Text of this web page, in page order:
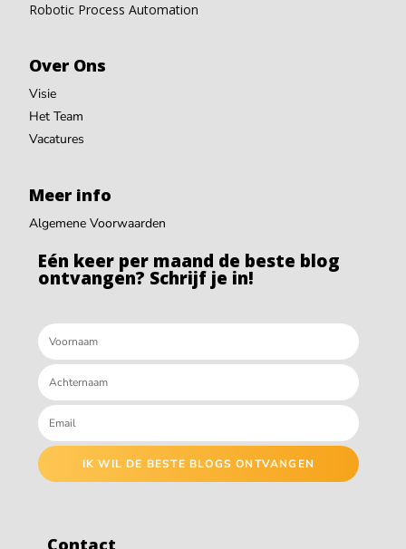
Robotic Process Automation
Over Ons
Visie
Het Team
Vacatures
Meer info
Algemene Voorwaarden
Eén keer per maand de beste blog
ontvangen? Schrijf je in!
IK WIL DE BESTE BLOGS ONTVANGEN
Contact